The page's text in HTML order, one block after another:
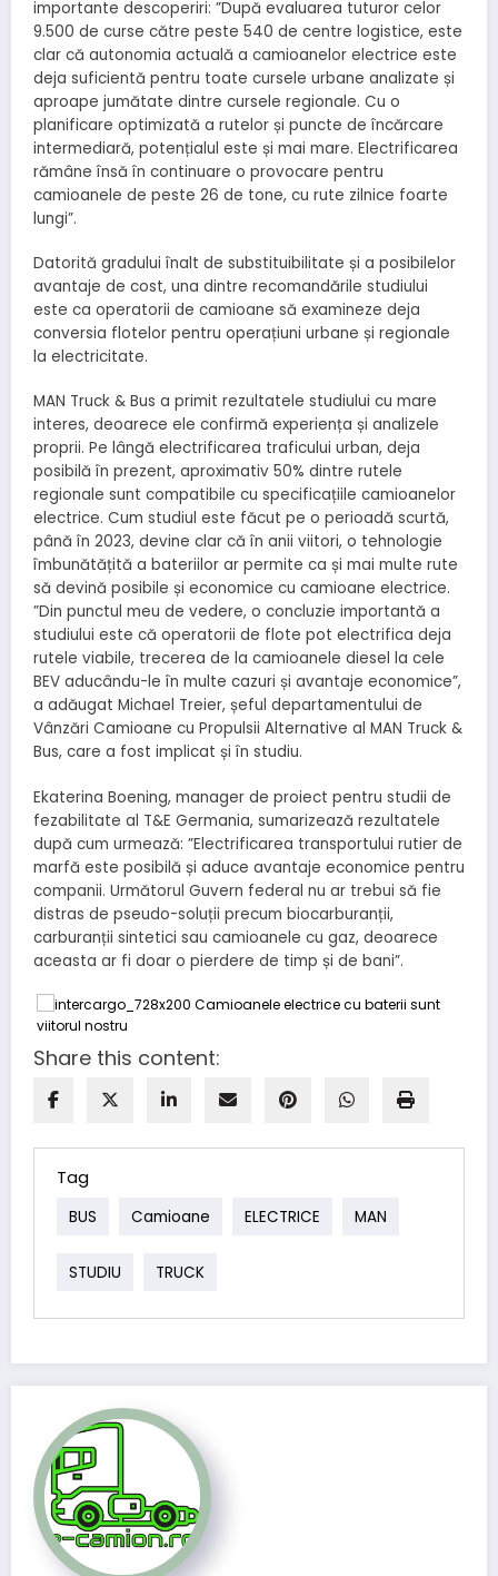
importante descoperiri: ”După evaluarea tuturor celor
9.500 de curse către peste 540 de centre logistice, este
clar că autonomia actuală a camioanelor electrice este
deja suficientă pentru toate cursele urbane analizate și
aproape jumătate dintre cursele regionale. Cu o
planificare optimizată a rutelor și puncte de încărcare
intermediară, potențialul este și mai mare. Electrificarea
rămâne însă în continuare o provocare pentru
camioanele de peste 26 de tone, cu rute zilnice foarte
lungi”.
Datorită gradului înalt de substituibilitate și a posibilelor
avantaje de cost, una dintre recomandările studiului
este ca operatorii de camioane să examineze deja
conversia flotelor pentru operațiuni urbane și regionale
la electricitate.
MAN Truck & Bus a primit rezultatele studiului cu mare
interes, deoarece ele confirmă experiența și analizele
proprii. Pe lângă electrificarea traficului urban, deja
posibilă în prezent, aproximativ 50% dintre rutele
regionale sunt compatibile cu specificațiile camioanelor
electrice. Cum studiul este făcut pe o perioadă scurtă,
până în 2023, devine clar că în anii viitori, o tehnologie
îmbunătățită a bateriilor ar permite ca și mai multe rute
să devină posibile și economice cu camioane electrice.
”Din punctul meu de vedere, o concluzie importantă a
studiului este că operatorii de flote pot electrifica deja
rutele viabile, trecerea de la camioanele diesel la cele
BEV aducându-le în multe cazuri și avantaje economice”,
a adăugat Michael Treier, șeful departamentului de
Vânzări Camioane cu Propulsii Alternative al MAN Truck &
Bus, care a fost implicat și în studiu.
Ekaterina Boening, manager de proiect pentru studii de
fezabilitate al T&E Germania, sumarizează rezultatele
după cum urmează: ”Electrificarea transportului rutier de
marfă este posibilă și aduce avantaje economice pentru
companii. Următorul Guvern federal nu ar trebui să fie
distras de pseudo-soluții precum biocarburanții,
carburanții sintetici sau camioanele cu gaz, deoarece
aceasta ar fi doar o pierdere de timp și de bani”.
Share this content:
Tag
BUS Camioane ELECTRICE MAN
STUDIU TRUCK